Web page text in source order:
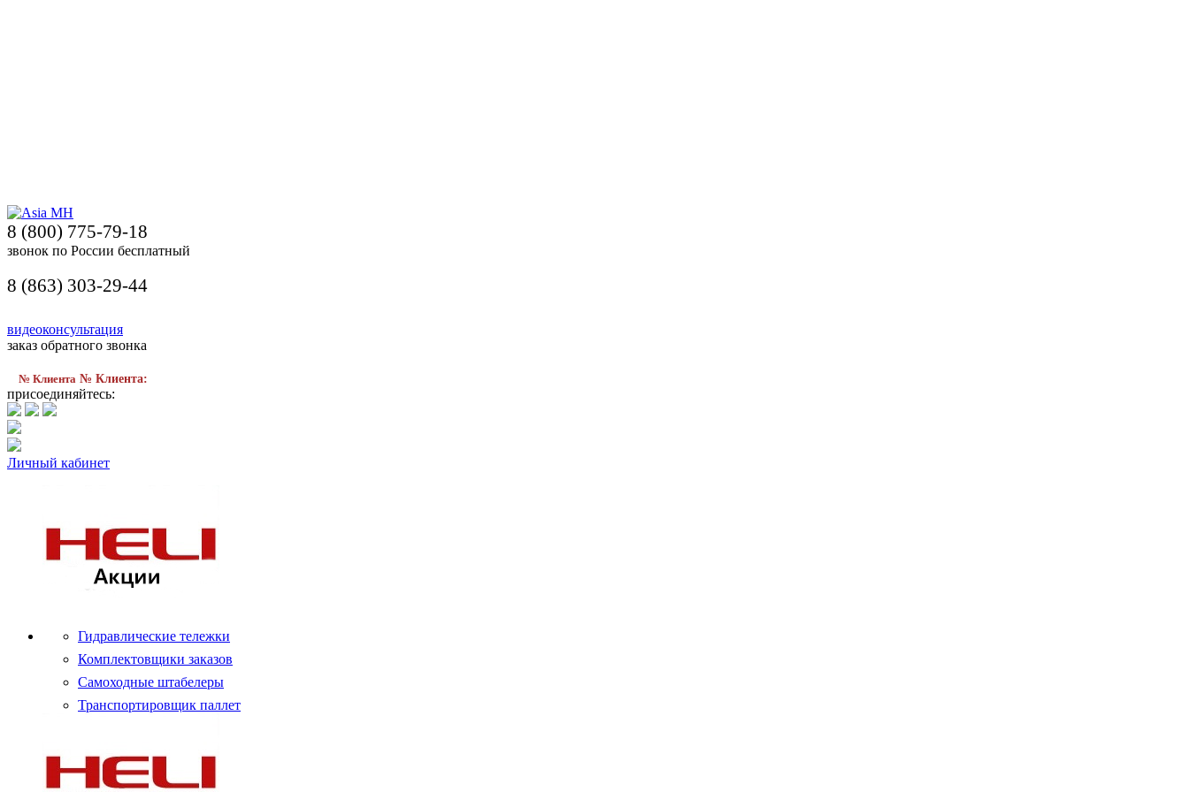
8 (800) 775-79-18
звонок по России бесплатный
8 (863) 303-29-44
видеоконсультация
заказ обратного звонка
№ Клиента № Клиента:
присоединяйтесь:
Личный кабинет
Гидравлические тележки
Комплектовщики заказов
Самоходные штабелеры
Транспортировщик паллет